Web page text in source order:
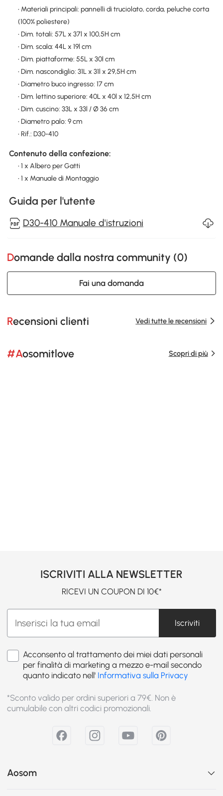
• Materiali principali: pannelli di truciolato, corda, peluche corta
(100% poliestere)
• Dim. totali: 57L x 37l x 100,5H cm
• Dim. scala: 44L x 19l cm
• Dim. piattaforme: 55L x 30l cm
• Dim. nascondiglio: 31L x 31l x 29,5H cm
• Diametro buco ingresso: 17 cm
• Dim. lettino superiore: 40L x 40l x 12,5H cm
• Dim. cuscino: 33L x 33l / Ø 36 cm
• Diametro palo: 9 cm
• Rif.: D30-410
Contenuto della confezione:
• 1 x Albero per Gatti
• 1 x Manuale di Montaggio
Guida per l'utente
D30-410 Manuale d'istruzioni
Domande dalla nostra community (0)
Fai una domanda
Recensioni clienti Vedi tutte le recensioni
#Aosomitlove Scopri di più
ISCRIVITI ALLA NEWSLETTER
RICEVI UN COUPON DI 10€*
Iscriviti
Acconsento al trattamento dei miei dati personali
per finalità di marketing a mezzo e-mail secondo
quanto indicato nell' Informativa sulla Privacy
*Sconto valido per ordini superiori a 79€. Non è
cumulabile con altri codici promozionali.
Aosom